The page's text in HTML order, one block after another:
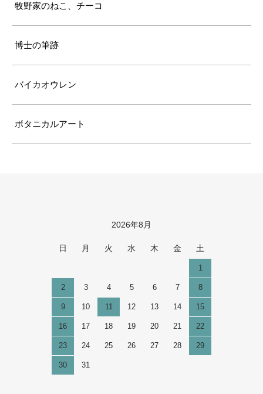
牧野家のねこ、チーコ
博士の筆跡
バイカオウレン
ボタニカルアート
2026年8月
日 月 火 水 木 金 土
1
2 3 4 5 6 7 8
9 10 11 12 13 14 15
16 17 18 19 20 21 22
23 24 25 26 27 28 29
30 31